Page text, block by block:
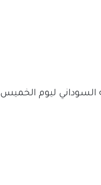
ليوم الخميس 18سبتمبر